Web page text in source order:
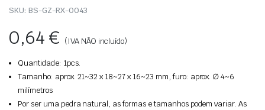
SKU: BS-GZ-RX-0043
0,64€ (IVA NÃO incluído)
Quantidade: 1pcs.
Tamanho: aprox. 21~32 x 18~27 x 16~23 mm, furo: aprox. ∅ 4~6
milímetros
Por ser uma pedra natural, as formas e tamanhos podem variar. As